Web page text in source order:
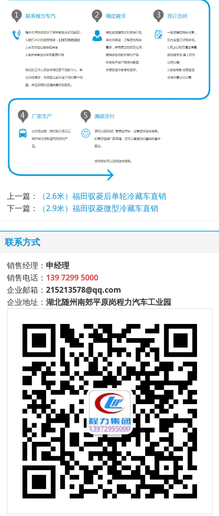
上一篇：
（2.6米）福田驭菱后单轮冷藏车直销
下一篇：
（2.9米）福田驭菱微型冷藏车直销
联系方式
销售经理： 申经理
销售电话： 139 7299 5000
企业邮箱： 215213578@qq.com
企业地址： 湖北随州南郊平原岗程力汽车工业园